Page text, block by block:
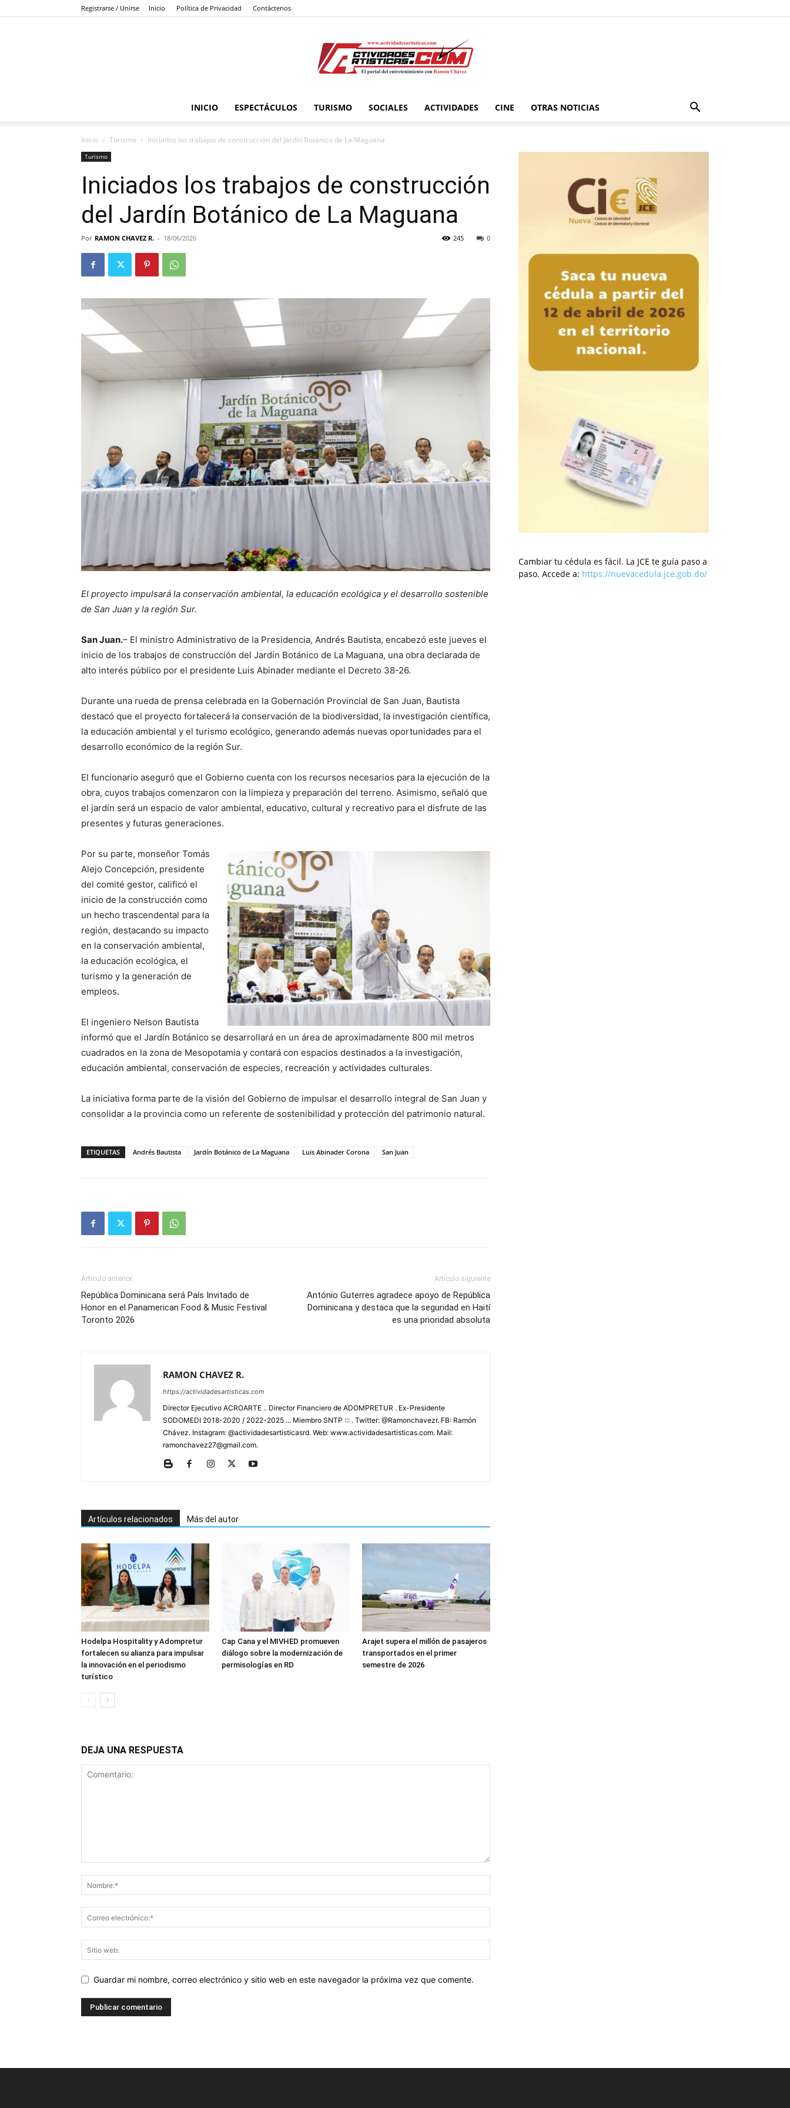
Registrarse / Unirse Inicio Política de Privacidad Contáctenos
Actividadesartisticas.com
INICIO ESPECTÁCULOS TURISMO SOCIALES ACTIVIDADES CINE OTRAS NOTICIAS
Inicio Turismo Iniciados los trabajos de construcción del Jardín Botánico de La Maguana
Turismo
Iniciados los trabajos de construcción
del Jardín Botánico de La Maguana
Por RAMON CHAVEZ R. - 18/06/2026 0
245
El proyecto impulsará la conservación ambiental, la educación ecológica y el desarrollo sostenible
de San Juan y la región Sur.
San Juan.– El ministro Administrativo de la Presidencia, Andrés Bautista, encabezó este jueves el
inicio de los trabajos de construcción del Jardín Botánico de La Maguana, una obra declarada de
alto interés público por el presidente Luis Abinader mediante el Decreto 38-26.
Durante una rueda de prensa celebrada en la Gobernación Provincial de San Juan, Bautista
destacó que el proyecto fortalecerá la conservación de la biodiversidad, la investigación científica,
la educación ambiental y el turismo ecológico, generando además nuevas oportunidades para el
desarrollo económico de la región Sur.
El funcionario aseguró que el Gobierno cuenta con los recursos necesarios para la ejecución de la
obra, cuyos trabajos comenzaron con la limpieza y preparación del terreno. Asimismo, señaló que
el jardín será un espacio de valor ambiental, educativo, cultural y recreativo para el disfrute de las
presentes y futuras generaciones.
Por su parte, monseñor Tomás
Alejo Concepción, presidente
del comité gestor, calificó el
inicio de la construcción como
un hecho trascendental para la
región, destacando su impacto
en la conservación ambiental,
la educación ecológica, el
turismo y la generación de
empleos.
El ingeniero Nelson Bautista
informó que el Jardín Botánico se desarrollará en un área de aproximadamente 800 mil metros
cuadrados en la zona de Mesopotamia y contará con espacios destinados a la investigación,
educación ambiental, conservación de especies, recreación y actividades culturales.
La iniciativa forma parte de la visión del Gobierno de impulsar el desarrollo integral de San Juan y
consolidar a la provincia como un referente de sostenibilidad y protección del patrimonio natural.
ETIQUETAS Andrés Bautista Jardín Botánico de La Maguana Luis Abinader Corona San Juan
Artículo anterior
República Dominicana será País Invitado de
Honor en el Panamerican Food & Music Festival
Toronto 2026
Artículo siguiente
António Guterres agradece apoyo de República
Dominicana y destaca que la seguridad en Haití
es una prioridad absoluta
RAMON CHAVEZ R.
https://actividadesartisticas.com
Director Ejecutivo ACROARTE .. Director Financiero de ADOMPRETUR . Ex-Presidente
SODOMEDI 2018-2020 / 2022-2025 ... Miembro SNTP ::: . Twitter: @Ramonchavezr. FB: Ramón
Chávez. Instagram: @actividadesartisticasrd. Web: www.actividadesartisticas.com. Mail:
ramonchavez27@gmail.com.
Artículos relacionados Más del autor
Hodelpa Hospitality y Adompretur
fortalecen su alianza para impulsar
la innovación en el periodismo
turístico
Cap Cana y el MIVHED promueven
diálogo sobre la modernización de
permisologías en RD
Arajet supera el millón de pasajeros
transportados en el primer
semestre de 2026
DEJA UNA RESPUESTA
Guardar mi nombre, correo electrónico y sitio web en este navegador la próxima vez que comente.
Cambiar tu cédula es fácil. La JCE te guía paso a
paso. Accede a: https://nuevacedula.jce.gob.do/